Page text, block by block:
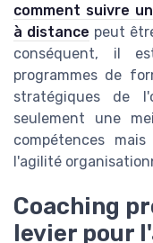
comment suivre
à distance peut
conséquent, il
programmes de
stratégiques de
seulement une
compétences
l'agilité
Coaching
levier pour